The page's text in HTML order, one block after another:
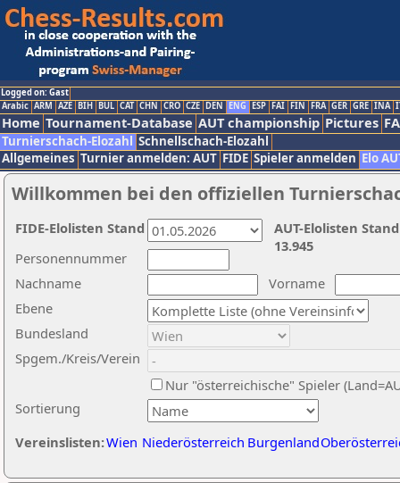
Logged on: Gast
Arabic ARM AZE BIH BUL CAT CHN CRO CZE DEN ENG ESP FAI FIN FRA GER GRE INA
Home Tournament-Database AUT championship Pictures
Turnierschach-Elozahl Schnellschach-Elozahl
Allgemeines Turnier anmelden: AUT FIDE Spieler anmelden Elo
Willkommen bei den offiziellen
Nachname
Vorname
Ebene
Sortierung
Personennummer
Bundesland
Spgem./Kreis/Verein
Nur "österreichische" Spieler
Vereinslisten:Wien Niederösterreich Burgenland
AUT-Elolisten
13.945
FIDE-Elolisten Stand